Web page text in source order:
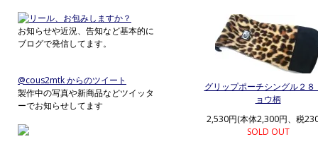
グリップポーチシングル２８
ョウ柄
2,530円(本体2,300円、税
SOLD OUT
お知らせや近況、告知など基本的に
ブログで発信してます。
@cous2mtk からのツイート
製作中の写真や新商品などツイッタ
ーでお知らせしてます